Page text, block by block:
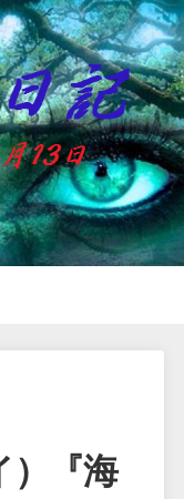
）『海